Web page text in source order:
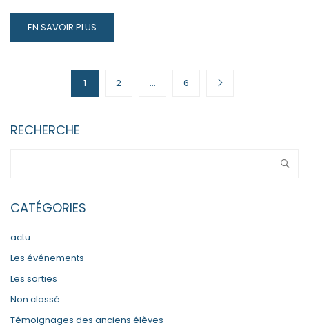
READ
MORE
CAP
PÂTISSIER
EN SAVOIR PLUS
1 2 … 6
RECHERCHE
CATÉGORIES
actu
Les événements
Les sorties
Non classé
Témoignages des anciens élèves